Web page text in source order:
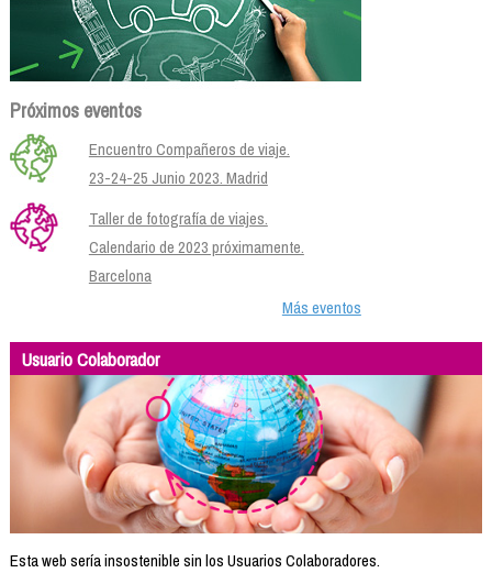
Próximos eventos
Encuentro Compañeros de viaje.
23-24-25 Junio 2023. Madrid
Taller de fotografía de viajes.
Calendario de 2023 próximamente.
Barcelona
Más eventos
Usuario Colaborador
Esta web sería insostenible sin los Usuarios Colaboradores.